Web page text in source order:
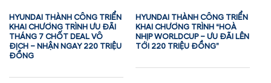
HYUNDAI THÀNH CÔNG TRIỂN
KHAI CHƯƠNG TRÌNH ƯU ĐÃI
THÁNG 7 CHỐT DEAL VÔ
ĐỊCH – NHẬN NGAY 220 TRIỆU
ĐỒNG
HYUNDAI THÀNH CÔNG TRIỂN
KHAI CHƯƠNG TRÌNH “HOÀ
NHỊP WORLDCUP – ƯU ĐÃI LÊN
TỚI 220 TRIỆU ĐỒNG”